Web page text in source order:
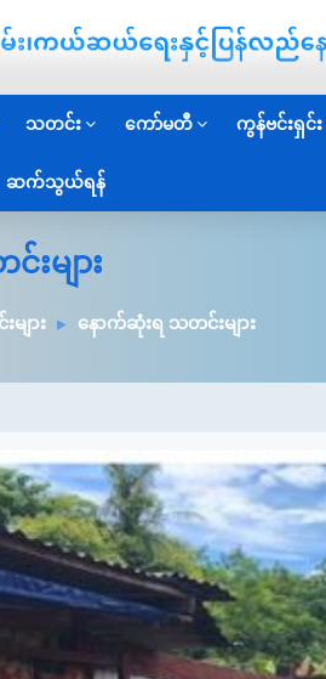
သတင်း ကော်မတီ ကွန်ဗင်းရှင်း
ဆက်သွယ်ရန်
များ
ျား နောက်ဆုံးရ သတင်းများ